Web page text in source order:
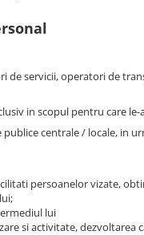
de servicii, operatori de
in scopul pentru care
centrale / locale, in
persoanelor vizate,
lui
si activitate, dezvoltarea